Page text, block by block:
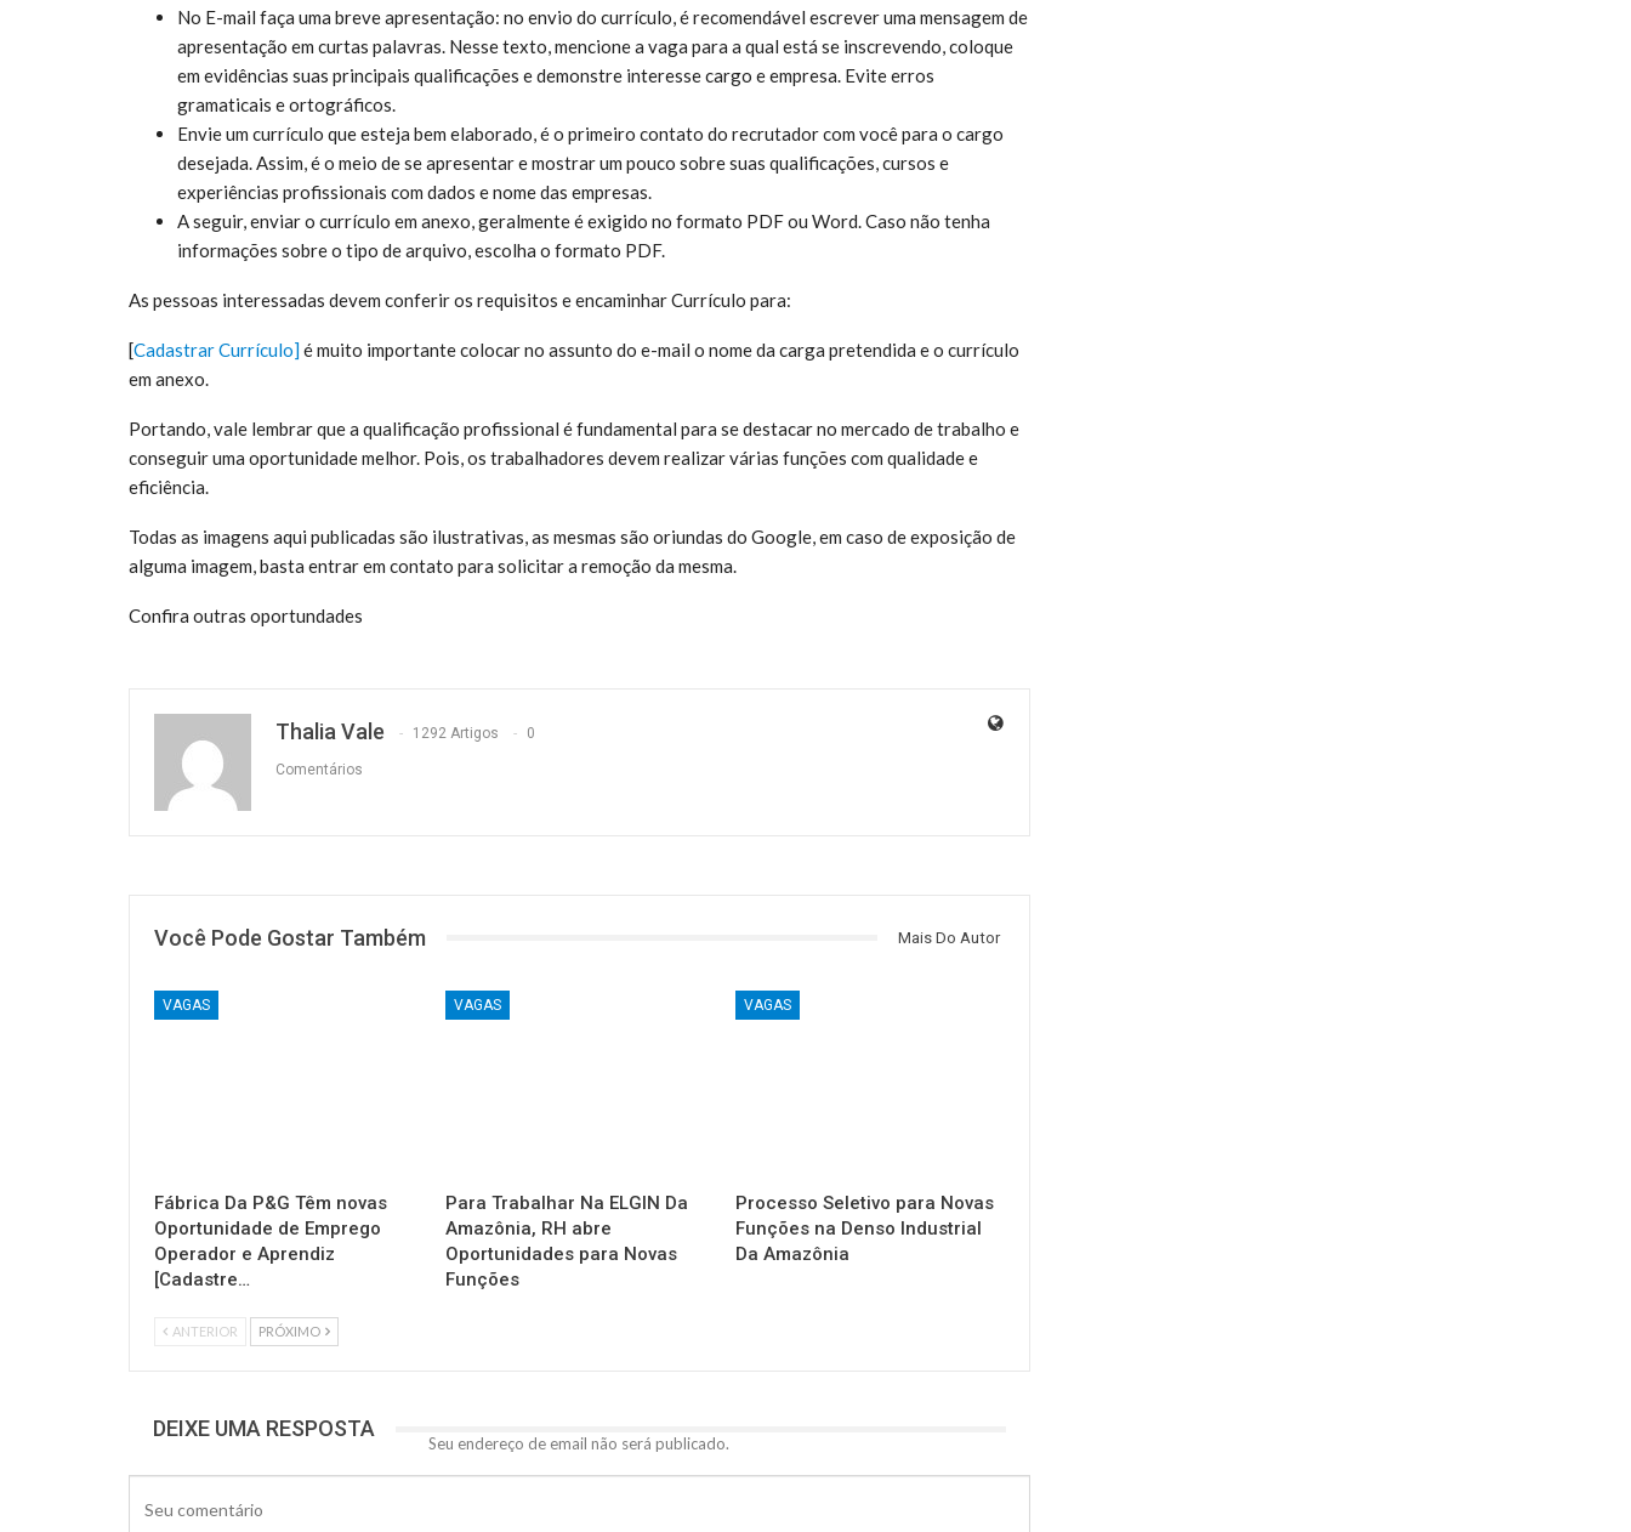
No E-mail faça uma breve apresentação: no envio do currículo, é recomendável escrever uma mensagem de
apresentação em curtas palavras. Nesse texto, mencione a vaga para a qual está se inscrevendo, coloque
em evidências suas principais qualificações e demonstre interesse cargo e empresa. Evite erros
gramaticais e ortográficos.
Envie um currículo que esteja bem elaborado, é o primeiro contato do recrutador com você para o cargo
desejada. Assim, é o meio de se apresentar e mostrar um pouco sobre suas qualificações, cursos e
experiências profissionais com dados e nome das empresas.
A seguir, enviar o currículo em anexo, geralmente é exigido no formato PDF ou Word. Caso não tenha
informações sobre o tipo de arquivo, escolha o formato PDF.
As pessoas interessadas devem conferir os requisitos e encaminhar Currículo para:
[Cadastrar Currículo]é muito importante colocar no assunto do e-mail o nome da carga pretendida e o currículo
em anexo.
Portando, vale lembrar que a qualificação profissional é fundamental para se destacar no mercado de trabalho e
conseguir uma oportunidade melhor. Pois, os trabalhadores devem realizar várias funções com qualidade e
eficiência.
Todas as imagens aqui publicadas são ilustrativas, as mesmas são oriundas do Google, em caso de exposição de
alguma imagem, basta entrar em contato para solicitar a remoção da mesma.
Confira outras oportundades
Thalia Vale 1292 Artigos 0
Comentários
Você Pode Gostar Também Mais Do Autor
VAGAS
Fábrica Da P&G Têm novas
Oportunidade de Emprego
Operador e Aprendiz
[Cadastre…
VAGAS
Para Trabalhar Na ELGIN Da
Amazônia, RH abre
Oportunidades para Novas
Funções
VAGAS
Processo Seletivo para Novas
Funções na Denso Industrial
Da Amazônia
ANTERIOR PRÓXIMO
DEIXE UMA RESPOSTA
Seu endereço de email não será publicado.